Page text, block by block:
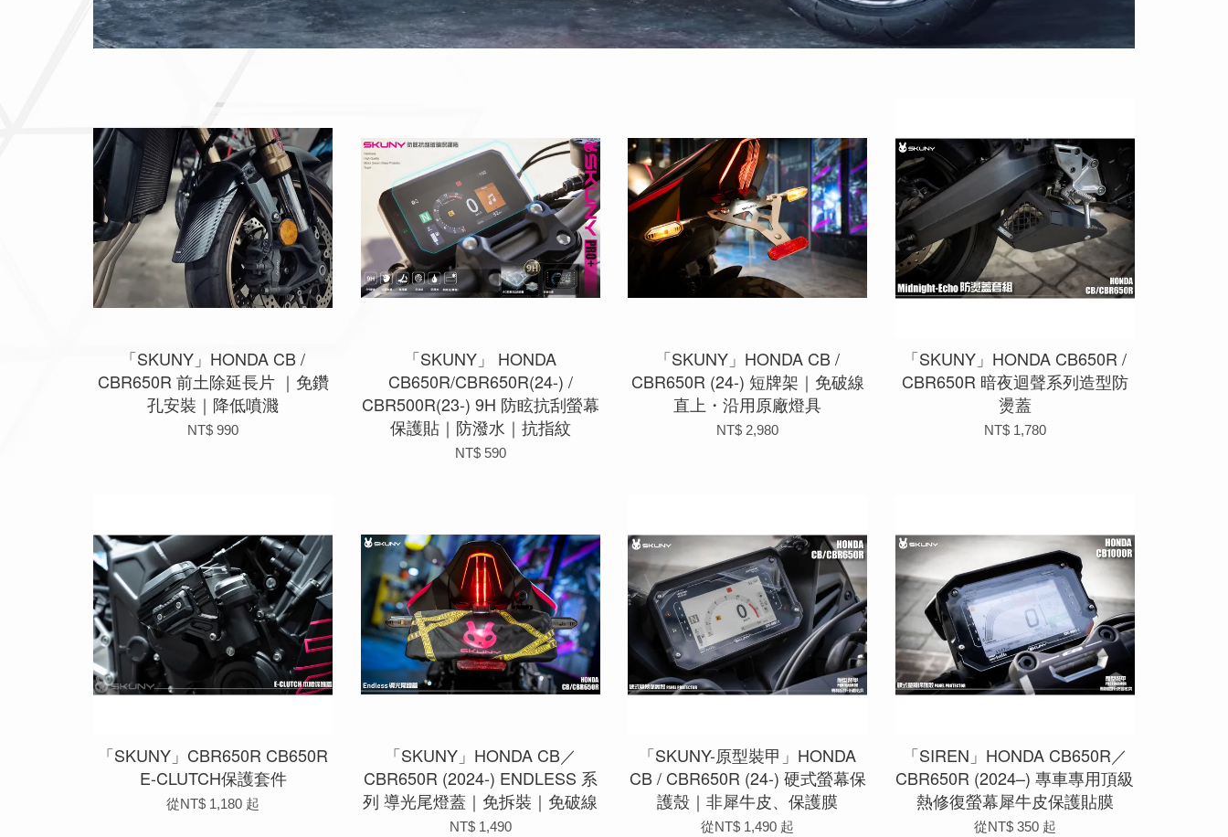
「SKUNY」HONDA CB /
CBR650R 前土除延長片 ｜免鑽
孔安裝｜降低噴濺
NT$ 990
「SKUNY」 HONDA
CB650R/CBR650R(24-) /
CBR500R(23-) 9H 防眩抗刮螢幕
保護貼｜防潑水｜抗指紋
NT$ 590
「SKUNY」HONDA CB /
CBR650R (24-) 短牌架｜免破線
直上・沿用原廠燈具
NT$ 2,980
「SKUNY」HONDA CB650R /
CBR650R 暗夜迴聲系列造型防
燙蓋
NT$ 1,780
「SKUNY」CBR650R CB650R
E-CLUTCH保護套件
從NT$ 1,180 起
「SKUNY」HONDA CB／
CBR650R (2024-) ENDLESS 系
列 導光尾燈蓋｜免拆裝｜免破線
NT$ 1,490
「SKUNY-原型裝甲」HONDA
CB / CBR650R (24-) 硬式螢幕保
護殼｜非犀牛皮、保護膜
從NT$ 1,490 起
「SIREN」HONDA CB650R／
CBR650R (2024–) 專車專用頂級
熱修復螢幕犀牛皮保護貼膜
從NT$ 350 起